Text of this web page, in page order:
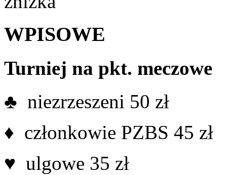
WPISOWE
Turniej na pkt. meczowe
♣ niezrzeszeni 50 zł
♦ członkowie PZBS 45 zł
♥ ulgowe 35 zł